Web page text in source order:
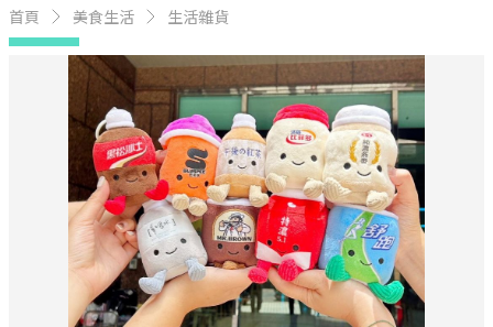
首頁 美食生活 生活雜貨